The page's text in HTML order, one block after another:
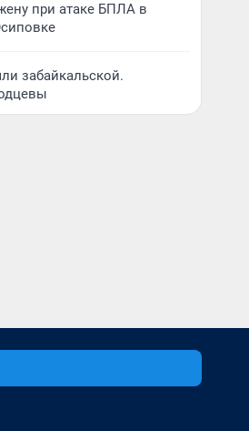
при атаке БПЛА в
забайкальской.